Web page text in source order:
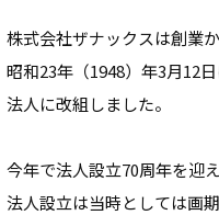
株式会社ザナックスは創業
昭和23年（1948）年3月12
法人に改組しました。
今年で法人設立70周年を迎
法人設立は当時としては画